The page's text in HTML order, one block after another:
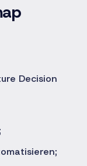
Decision